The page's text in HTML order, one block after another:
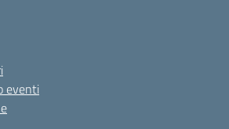
eventi